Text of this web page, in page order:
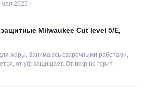
мая 2025
Milwaukee Cut level 5/Е,
жары. Занимаюсь сварочными работами,
от уф защищает. От искр не горит.